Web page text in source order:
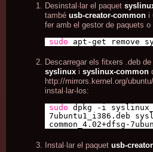
Desinstal·lar el paquet
també usb-creator-common i
fer amb el gestor de paquets
sudo
apt-get remove
Descarregar els fitxers .deb
syslinux i syslinux-common
http://mirrors.kernel.org/
instal·lar-los:
sudo dpkg -i
7ubuntu1_i386.deb
common_4.02+dfsg-
Instal·lar el paquet usb-